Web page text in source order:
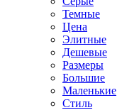
Темные
Цена
Элитные
Дешевые
Размеры
Большие
Маленькие
Стиль